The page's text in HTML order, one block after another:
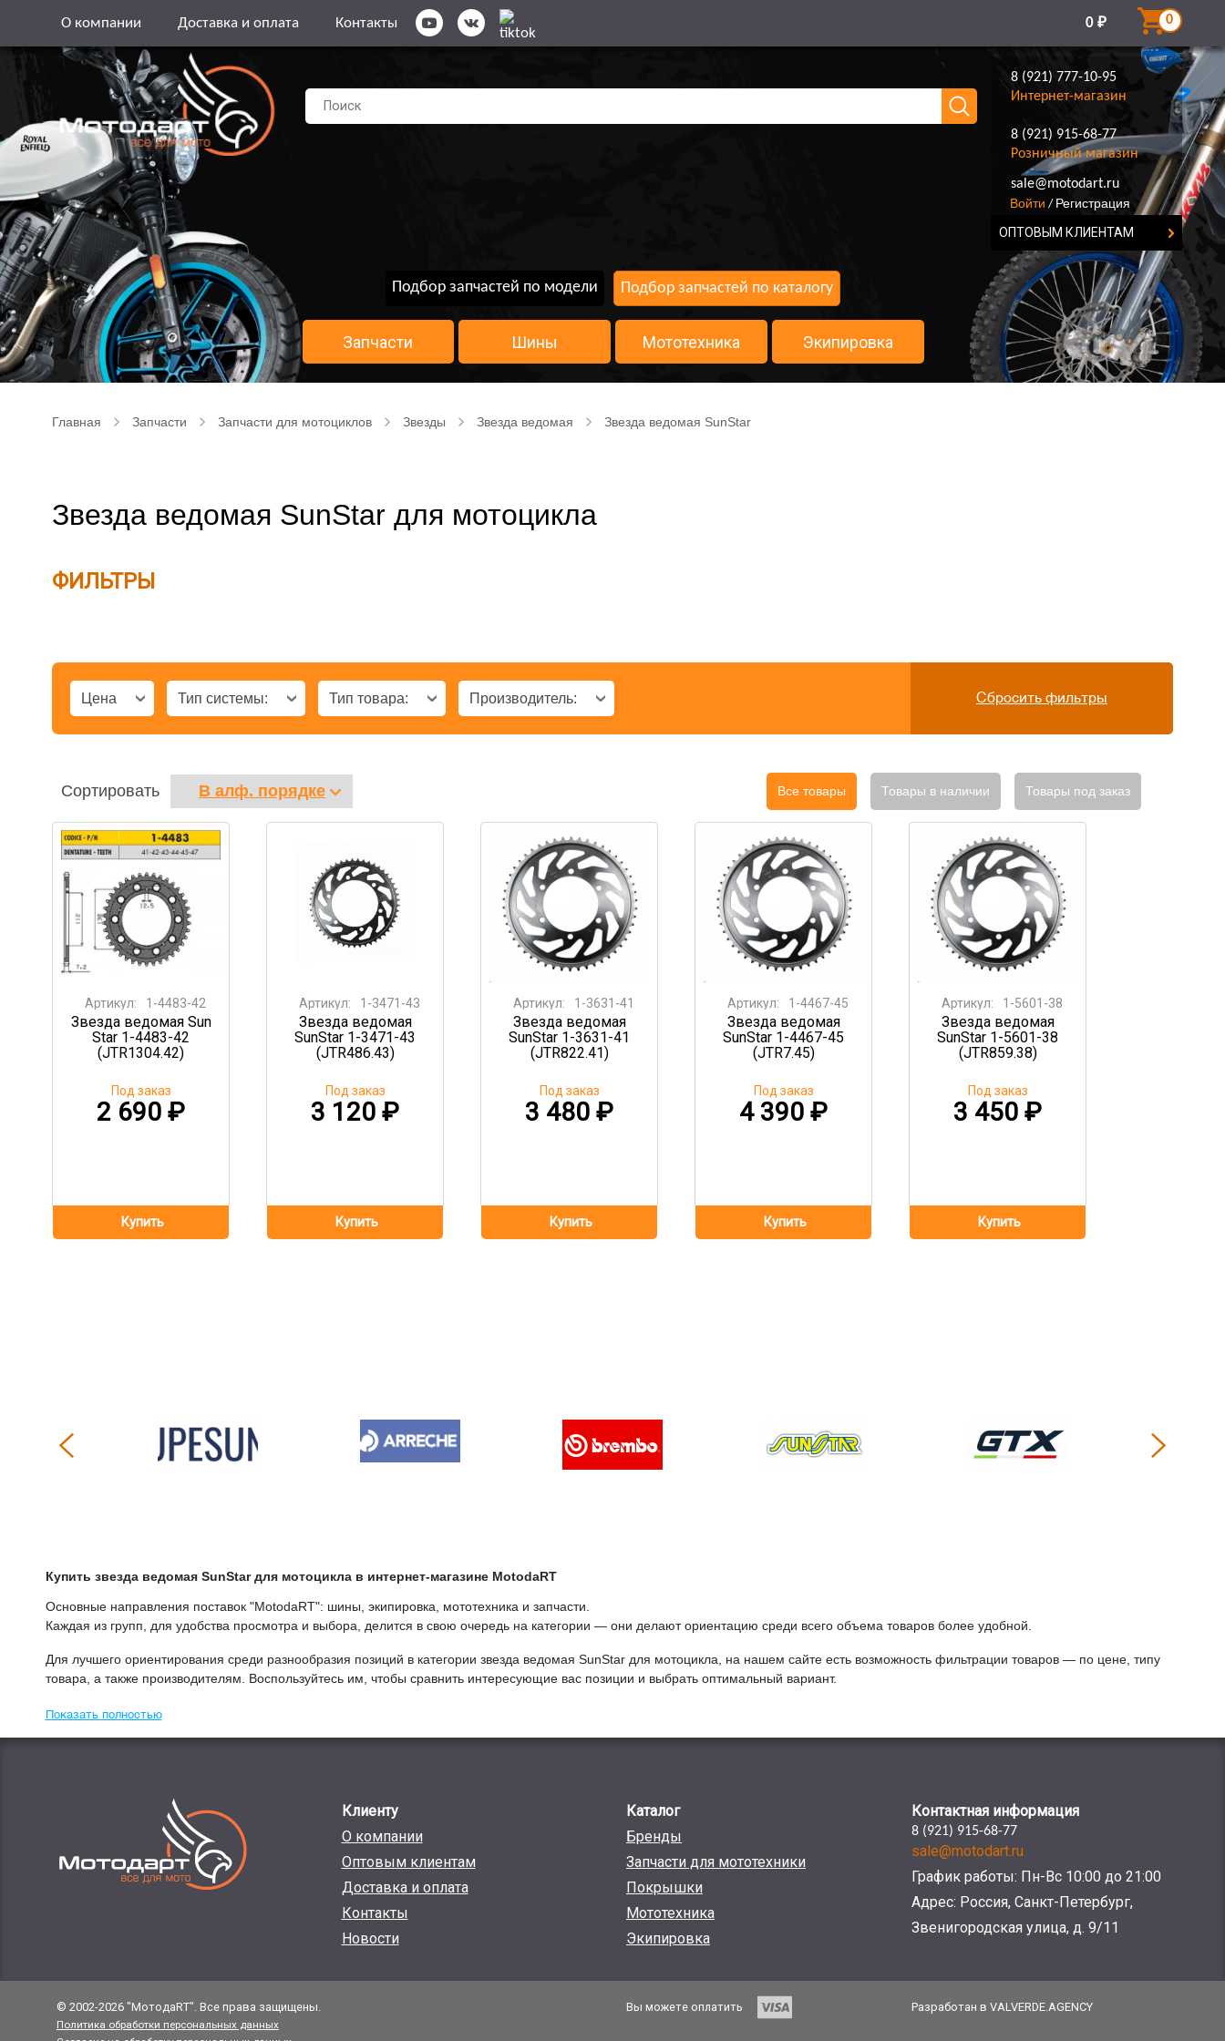
О компании Доставка и оплата Контакты 0 ₽ 0
8 (921) 777-10-95
Интернет-магазин
8 (921) 915-68-77
Розничный магазин
8 (921) 777-10-95
sale@motodart.ru
Войти / Регистрация
ОПТОВЫМ КЛИЕНТАМ
Подбор запчастей по модели Подбор запчастей по каталогу
Запчасти Шины Мототехника Экипировка
Главная Запчасти Запчасти для мотоциклов Звезды Звезда ведомая Звезда ведомая SunStar
Звезда ведомая SunStar для мотоцикла
ФИЛЬТРЫ
Цена Тип системы: Тип товара: Производитель: Сбросить фильтры
Все товары Товары в наличии Товары под заказ
Сортировать
Артикул: 1-4483-42
Звезда ведомая Sun
Star 1-4483-42
(JTR1304.42)
2 690 ₽
Под заказ
Артикул: 1-3471-43
Звезда ведомая
SunStar 1-3471-43
(JTR486.43)
3 120 ₽
Под заказ
Артикул: 1-3631-41
Звезда ведомая
SunStar 1-3631-41
(JTR822.41)
3 480 ₽
Под заказ
Артикул: 1-4467-45
Звезда ведомая
SunStar 1-4467-45
(JTR7.45)
4 390 ₽
Под заказ
Артикул: 1-5601-38
Звезда ведомая
SunStar 1-5601-38
(JTR859.38)
3 450 ₽
Под заказ
Купить Звезда ведомая SunStar для мотоциклав интернет-магазине МоtodaRT
Основные направления поставок "МоtodaRT": шины, экипировка, мототехника и запчасти.
Каждая из групп, для удобства просмотра и выбора, делится в свою очередь на категории — они делают ориентацию среди всего объема товаров более удобной.
Для лучшего ориентирования среди разнообразия позиций в категории Звезда ведомая SunStar для мотоцикла , на нашем сайте есть возможность фильтрации товаров — по цене, типу
товара, а также производителям. Воспользуйтесь им, чтобы сравнить интересующие вас позиции и выбрать оптимальный вариант.
Показать полностью
Клиенту
О компании
Оптовым клиентам
Доставка и оплата
Контакты
Новости
Каталог
Бренды
Запчасти для мототехники
Покрышки
Мототехника
Экипировка
Контактная информация
8 (921) 915-68-77
sale@motodart.ru
График работы: Пн-Вс 10:00 до 21:00
Адрес: Россия, Санкт-Петербург,
Звенигородская улица, д. 9/11
© 2002-2026 "МотодаRT". Все права защищены.
Политика обработки персональных данных
Вы можете оплатить Разработан в VALVERDE.AGENCY